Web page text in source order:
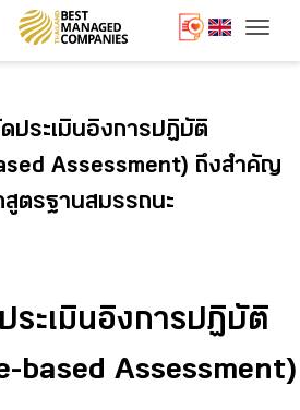
ประเมินอิงการปฏิบัติ
Assessment) ถึงสำคัญ
ตรฐานสมรรถนะ
ระเมินอิงการปฏิบัติ
based Assessment)